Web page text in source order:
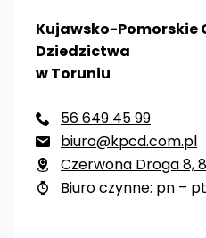
Kujawsko-Pomorskie
Dziedzictwa
w Toruniu
 56 649 45 99
 biuro@kpcd.com.pl
 Czerwona Droga 8,
 Biuro czynne: pn –